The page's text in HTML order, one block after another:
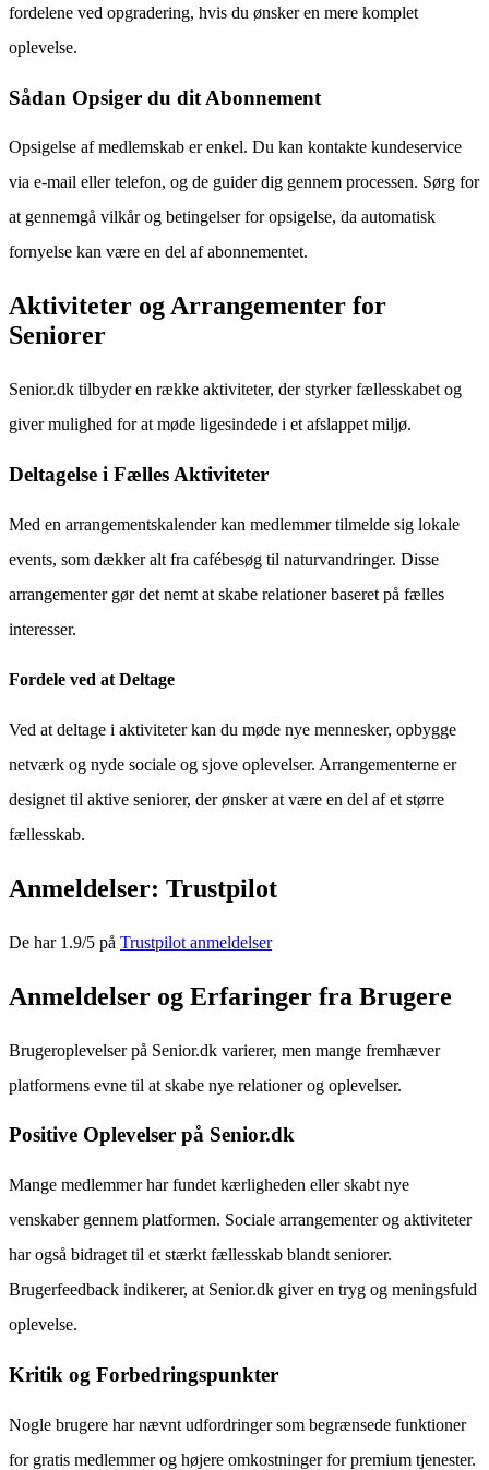
fordelene ved opgradering, hvis du ønsker en mere komplet
oplevelse.
Sådan Opsiger du dit Abonnement
Opsigelse af medlemskab er enkel. Du kan kontakte kundeservice
via e-mail eller telefon, og de guider dig gennem processen. Sørg for
at gennemgå vilkår og betingelser for opsigelse, da automatisk
fornyelse kan være en del af abonnementet.
Aktiviteter og Arrangementer for
Seniorer
Senior.dk tilbyder en række aktiviteter, der styrker fællesskabet og
giver mulighed for at møde ligesindede i et afslappet miljø.
Deltagelse i Fælles Aktiviteter
Med en arrangementskalender kan medlemmer tilmelde sig lokale
events, som dækker alt fra cafébesøg til naturvandringer. Disse
arrangementer gør det nemt at skabe relationer baseret på fælles
interesser.
Fordele ved at Deltage
Ved at deltage i aktiviteter kan du møde nye mennesker, opbygge
netværk og nyde sociale og sjove oplevelser. Arrangementerne er
designet til aktive seniorer, der ønsker at være en del af et større
fællesskab.
Anmeldelser: Trustpilot
De har 1.9/5 på Trustpilot anmeldelser
Anmeldelser og Erfaringer fra Brugere
Brugeroplevelser på Senior.dk varierer, men mange fremhæver
platformens evne til at skabe nye relationer og oplevelser.
Positive Oplevelser på Senior.dk
Mange medlemmer har fundet kærligheden eller skabt nye
venskaber gennem platformen. Sociale arrangementer og aktiviteter
har også bidraget til et stærkt fællesskab blandt seniorer.
Brugerfeedback indikerer, at Senior.dk giver en tryg og meningsfuld
oplevelse.
Kritik og Forbedringspunkter
Nogle brugere har nævnt udfordringer som begrænsede funktioner
for gratis medlemmer og højere omkostninger for premium tjenester.